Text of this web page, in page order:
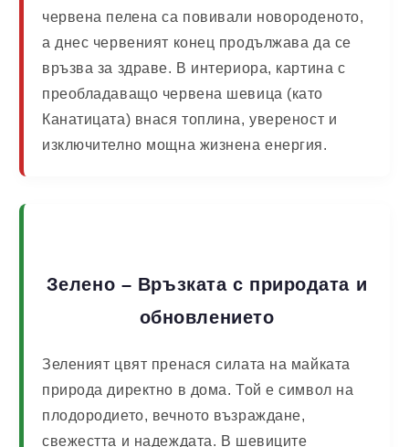
червена пелена са повивали новороденото,
а днес червеният конец продължава да се
връзва за здраве. В интериора, картина с
преобладаващо червена шевица (като
Канатицата) внася топлина, увереност и
изключително мощна жизнена енергия.
Зелено – Връзката с природата и
обновлението
Зеленият цвят пренася силата на майката
природа директно в дома. Той е символ на
плодородието, вечното възраждане,
свежестта и надеждата. В шевиците